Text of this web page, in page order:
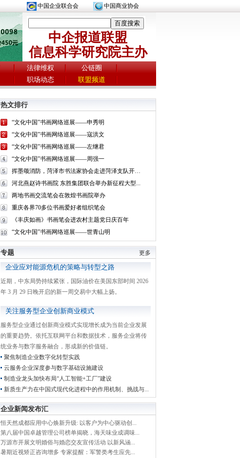
中国企业联合会 中国商业协会
中企报道联盟
信息科学研究院主办
法律维权
公链圈
职场动态 联盟频道
热文排行
“文化中国”书画网络巡展——申秀明
“文化中国”书画网络巡展——寇洪文
“文化中国”书画网络巡展——左继君
“文化中国”书画网络巡展——周强一
挥墨颂消防，菏泽市书法家协会走进菏泽支队开展...
河北燕赵诗书画院 东胜集团联合举办新征程大型...
两地书画交流笔会在敦煌书画院举办
重庆各界70多位书画爱好者组织笔会
《丰庆如画》书画笔会进农村主题党日庆百年
“文化中国”书画网络巡展——世青山明
更多
专题
企业应对能源危机的策略与转型之路
近期，中东局势持续紧张，国际油价在美国东部时间 2026
年 3 月 29 日晚开启的新一周交易中大幅上扬。
关注服务型企业创新商业模式
服务型企业通过创新商业模式实现增长成为当前企业发展
的重要趋势。依托互联网平台和数据技术，服务企业将传
统业务与数字服务融合，形成新的价值链。
聚焦制造企业数字化转型实践
云服务企业深度参与数字基础设施建设
制造业龙头加快布局“人工智能+工厂”建设
新质生产力在中国式现代化进程中的作用机制、挑战与...
企业新闻发布汇
恒天然成都应用中心焕新升级: 以客户为中心驱动创...
第八届中国卓越管理公司榜单揭晓，海天味业成调味...
万源市开展文明婚俗与婚恋交友宣传活动 以新风涵...
暑期近视矫正咨询增多 专家提醒：军警类考生应先...